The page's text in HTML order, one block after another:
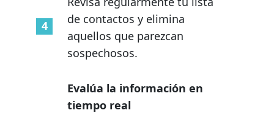
de contactos y elimina
aquellos que parezcan
sospechosos.
Evalúa la información en
tiempo real